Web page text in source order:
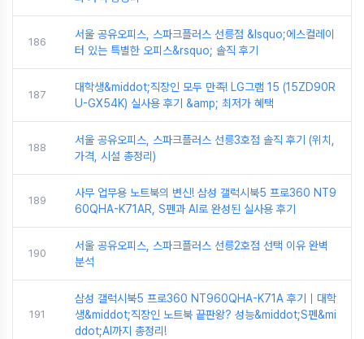
186
서울 공유오피스, 스파크플러스 선릉점 &lsquo;에스컬레이
터 있는 특별한 오피스&rsquo; 솔직 후기
187
대학생&middot;직장인 모두 만족! LG그램 15 (15ZD90R
U-GX54K) 실사용 후기 &amp; 최저가 혜택
188
서울 공유오피스, 스파크플러스 선릉3호점 솔직 후기 (위치,
가격, 시설 총정리)
189
사무 업무용 노트북의 변신! 삼성 갤럭시북5 프로360 NT9
60QHA-K71AR, S펜과 AI로 완성된 실사용 후기
190
서울 공유오피스, 스파크플러스 선릉2호점 선택 이유 완벽
분석
191
삼성 갤럭시북5 프로360 NT960QHA-K71A 후기｜대학
생&middot;직장인 노트북 끝판왕? 성능&middot;S펜&mi
ddot;AI까지 총정리!